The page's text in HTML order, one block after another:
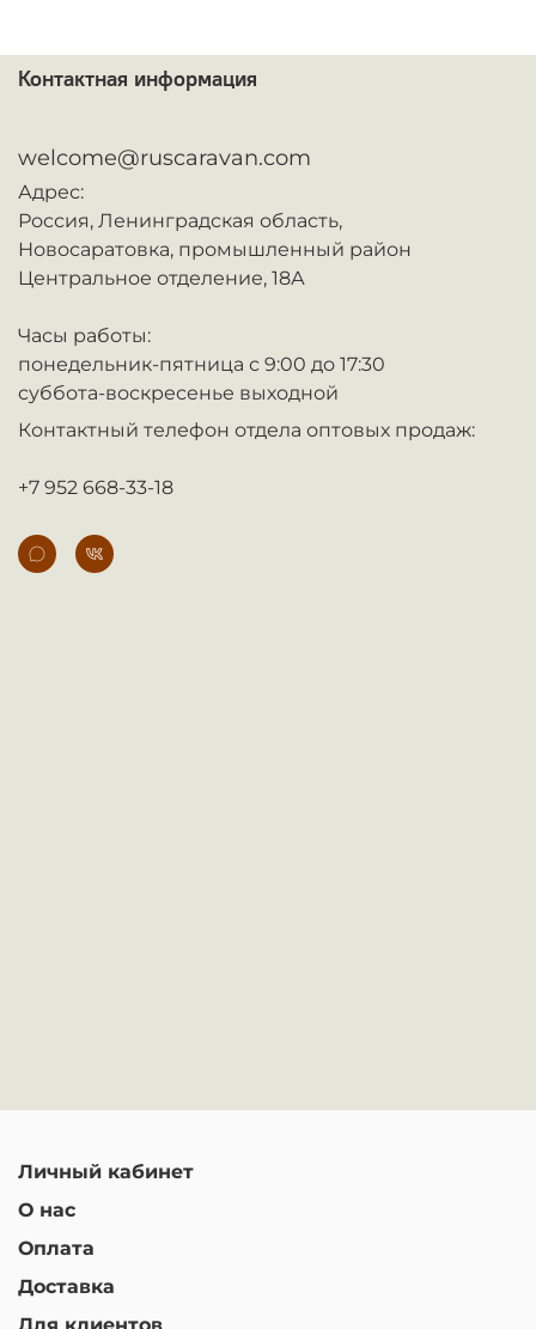
Контактная информация
welcome@ruscaravan.com
Адрес:
Россия, Ленинградская область,
Новосаратовка, промышленный район
Центральное отделение, 18А
Часы работы:
понедельник-пятница с 9:00 до 17:30
суббота-воскресенье выходной
Контактный телефон отдела оптовых продаж:
+7 952 668-33-18
Личный кабинет
О нас
Оплата
Доставка